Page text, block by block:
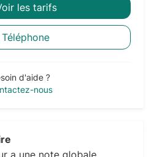
les tarifs
Téléphone
d'aide ?
nous
a une note globale